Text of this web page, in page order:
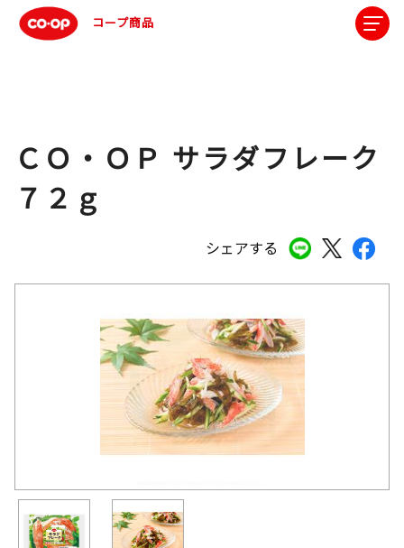
コープ商品
シェアする
ＣＯ・ＯＰ サラダフレーク
７２ｇ